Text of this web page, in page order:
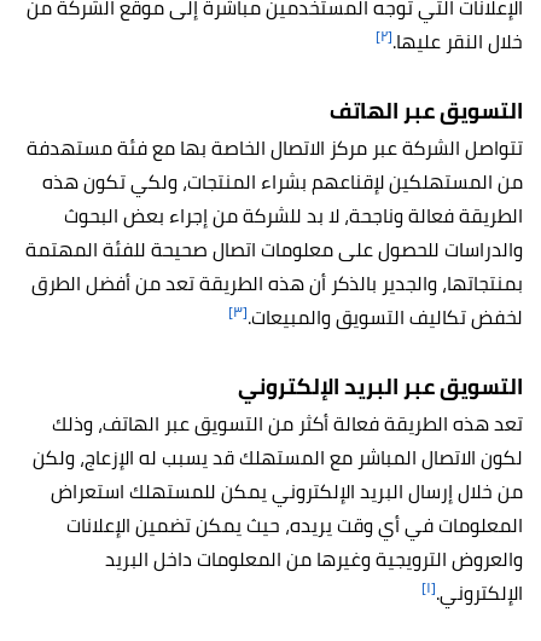
الإعلانات التي توجه المستخدمين مباشرة إلى موقع الشركة من
خلال النقر عليها.[٢]
التسويق عبر الهاتف
تتواصل الشركة عبر مركز الاتصال الخاصة بها مع فئة مستهدفة
من المستهلكين لإقناعهم بشراء المنتجات، ولكي تكون هذه
الطريقة فعالة وناجحة، لا بد للشركة من إجراء بعض البحوث
والدراسات للحصول على معلومات اتصال صحيحة للفئة المهتمة
بمنتجاتها، والجدير بالذكر أن هذه الطريقة تعد من أفضل الطرق
لخفض تكاليف التسويق والمبيعات.[٣]
التسويق عبر البريد الإلكتروني
تعد هذه الطريقة فعالة أكثر من التسويق عبر الهاتف، وذلك
لكون الاتصال المباشر مع المستهلك قد يسبب له الإزعاج، ولكن
من خلال إرسال البريد الإلكتروني يمكن للمستهلك استعراض
المعلومات في أي وقت يريده، حيث يمكن تضمين الإعلانات
والعروض الترويجية وغيرها من المعلومات داخل البريد
الإلكتروني.[١]